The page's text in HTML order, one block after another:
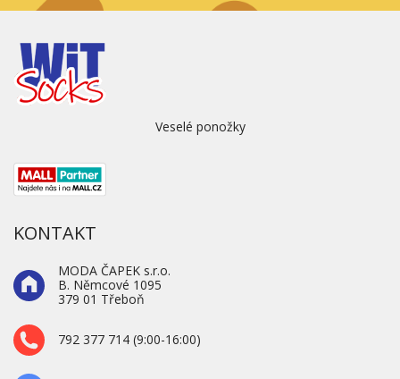
Veselé ponožky
KONTAKT
MODA ČAPEK s.r.o.
B. Němcové 1095
379 01 Třeboň
792 377 714 (9:00-16:00)